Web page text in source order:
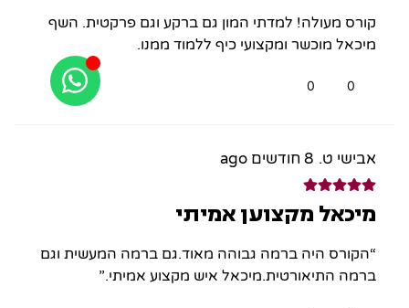
קורס מעולה! למדתי המון גם ברקע וגם פרקטית. השף
מיכאל מוכשר ומקצועי כיף ללמוד ממנו.
0
0
אבישי ט. 8 חודשים ago
מיכאל מקצוען אמיתי
“הקורס היה ברמה גבוהה מאוד.גם ברמה המעשית וגם
ברמה התיאורטית.מיכאל איש מקצוע אמיתי.”